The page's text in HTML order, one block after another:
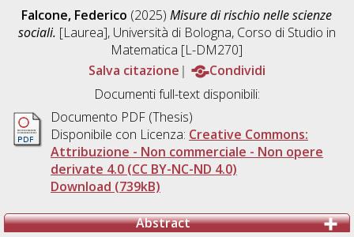
Falcone, Federico (2025)Misure di rischio nelle scienze
sociali. [Laurea], Università di Bologna, Corso di Studio in
Matematica [L-DM270]
Salva citazione
Condividi
Documenti full-text disponibili:
Documento PDF (Thesis)
Disponibile con Licenza: Creative Commons:
Attribuzione - Non commerciale - Non opere
derivate 4.0 (CC BY-NC-ND 4.0)
Download (739kB)
Abstract